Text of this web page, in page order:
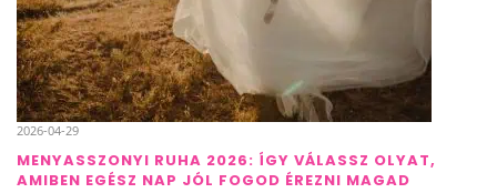
2026-04-29
MENYASSZONYI RUHA 2026: ÍGY VÁLASSZ OLYAT,
AMIBEN EGÉSZ NAP JÓL FOGOD ÉREZNI MAGAD